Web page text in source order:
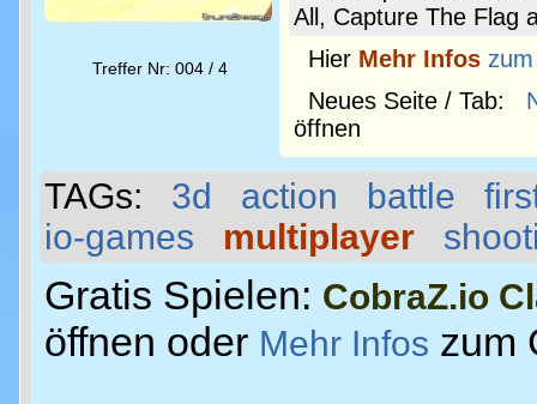
Treffer Nr: 004 / 4
All, Capture The Flag
Hier Mehr Infos
Neues Seite / Tab:
öffnen
TAGs: 3d action battle
io-games
multiplayer
Gratis Spielen: CobraZ.io
öffnen oder Mehr Infos zum